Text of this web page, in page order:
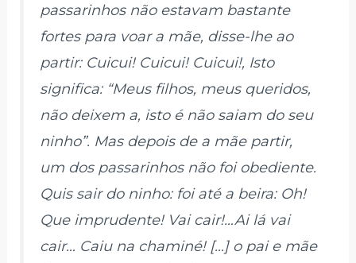
passarinhos não estavam bastante
fortes para voar a mãe, disse-lhe ao
partir: Cuicui! Cuicui! Cuicui!, Isto
significa: “Meus filhos, meus queridos,
não deixem a, isto é não saiam do seu
ninho”. Mas depois de a mãe partir,
um dos passarinhos não foi obediente.
Quis sair do ninho: foi até a beira: Oh!
Que imprudente! Vai cair!…Ai lá vai
cair… Caiu na chaminé! […] o pai e mãe